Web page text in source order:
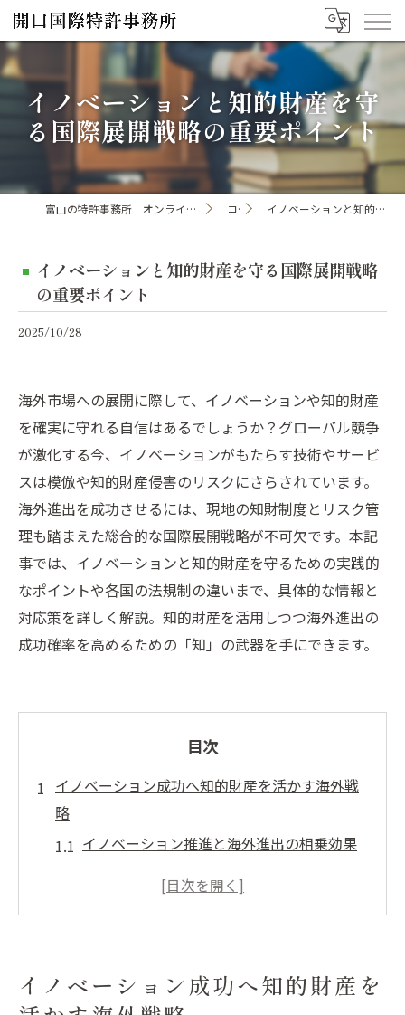
イノベーションと知的財産を守
る国際展開戦略の重要ポイント
富山の特許事務所｜オンライン手続き・申請・出願なら「開口国際特許事務所」 コラム イノベーションと知的財産を守る国際展開戦略の重要ポイント
イノベーションと知的財産を守る国際展開戦略
の重要ポイント
2025/10/28
海外市場への展開に際して、イノベーションや知的財産
を確実に守れる自信はあるでしょうか？グローバル競争
が激化する今、イノベーションがもたらす技術やサービ
スは模倣や知的財産侵害のリスクにさらされています。
海外進出を成功させるには、現地の知財制度とリスク管
理も踏まえた総合的な国際展開戦略が不可欠です。本記
事では、イノベーションと知的財産を守るための実践的
なポイントや各国の法規制の違いまで、具体的な情報と
対応策を詳しく解説。知的財産を活用しつつ海外進出の
成功確率を高めるための「知」の武器を手にできます。
目次
イノベーション成功へ知的財産を活かす海外戦
略
イノベーション推進と海外進出の相乗効果
知的財産を守るための国際戦略構築法
イノベーション成功に必須な知財活用事例
イノベーション成功へ知的財産を